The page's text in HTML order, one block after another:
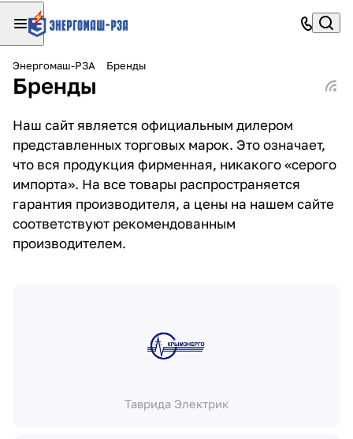
Энергомаш-РЗА Бренды
Бренды
Наш сайт является официальным дилером
представленных торговых марок. Это означает,
что вся продукция фирменная, никакого «серого
импорта». На все товары распространяется
гарантия производителя, а цены на нашем сайте
соответствуют рекомендованным
производителем.
Таврида Электрик